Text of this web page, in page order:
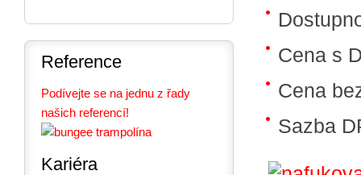
Cena s
Cena
Sazba
Reference
Podívejte se na jednu z řady
našich referencí!
Kariéra